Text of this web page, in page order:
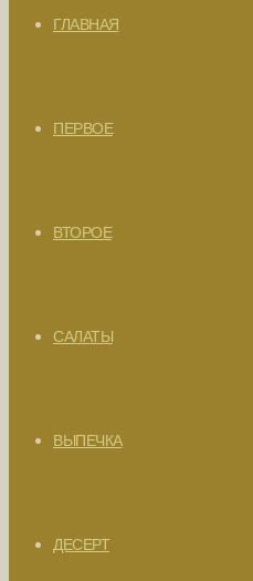
ГЛАВНАЯ
ПЕРВОЕ
ВТОРОЕ
САЛАТЫ
ВЫПЕЧКА
ДЕСЕРТ